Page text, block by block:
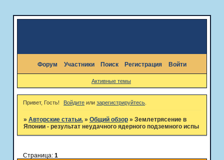
Форум Участники Поиск Регистрация Войти
Активные темы
Привет, Гость! Войдите илизарегистрируйтесь
» Авторские статьи. » Общий обзор » Землетрясение в
Японии - результат неудачного ядерного подземного испы
Страница: 1